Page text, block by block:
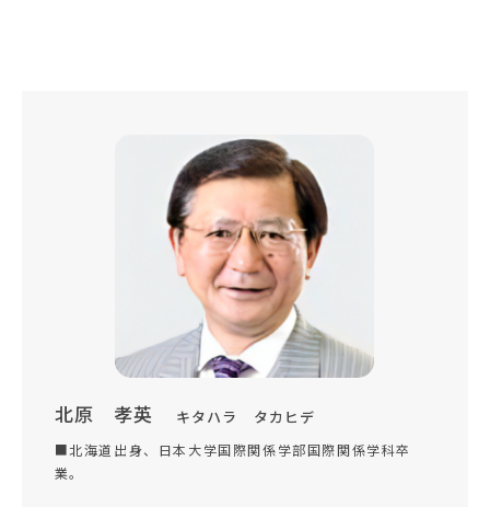
北原 孝英 キタハラ タカヒデ
■北海道出身、日本大学国際関係学部国際関係学科卒
業。